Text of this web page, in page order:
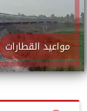
مواعيد القطارات